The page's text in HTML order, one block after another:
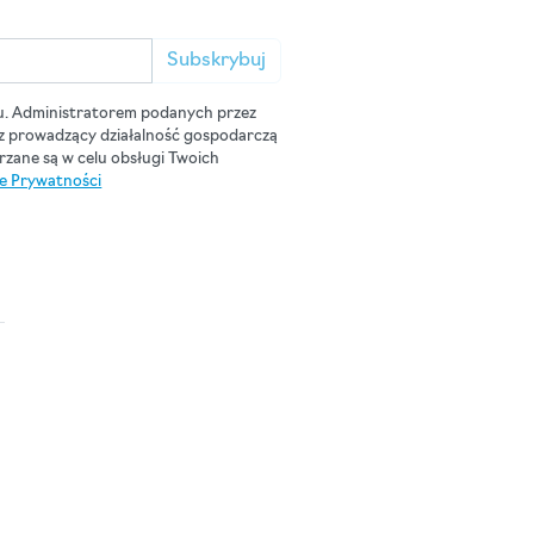
Subskrybuj
Administratorem podanych przez
prowadzący działalność gospodarczą
są w celu obsługi Twoich
Prywatności